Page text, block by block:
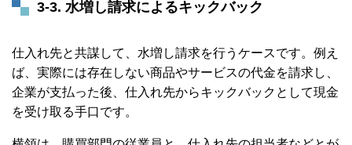
3-3. 水増し請求によるキックバック
仕入れ先と共謀して、水増し請求を行うケースです。例え
ば、実際には存在しない商品やサービスの代金を請求し、
企業が支払った後、仕入れ先からキックバックとして現金
を受け取る手口です。